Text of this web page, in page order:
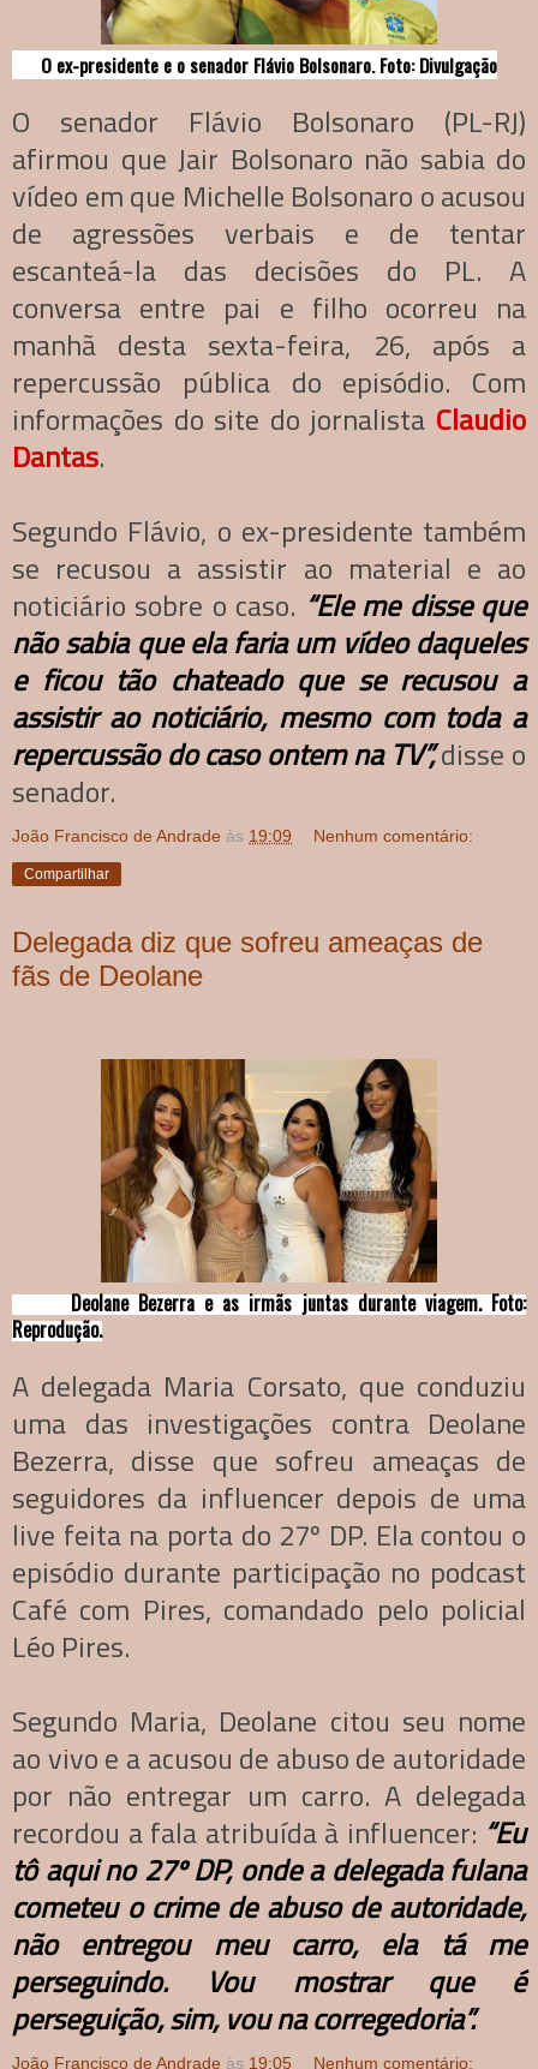
O ex-presidente e o senador Flávio Bolsonaro. Foto: Divulgação
O senador Flávio Bolsonaro (PL-RJ)
afirmou que Jair Bolsonaro não sabia do
vídeo em que Michelle Bolsonaro o acusou
de agressões verbais e de tentar
escanteá-la das decisões do PL. A
conversa entre pai e filho ocorreu na
manhã desta sexta-feira, 26, após a
repercussão pública do episódio. Com
informações do site do jornalista Claudio
Dantas.
Segundo Flávio, o ex-presidente também
se recusou a assistir ao material e ao
noticiário sobre o caso. “Ele me disse que
não sabia que ela faria um vídeo daqueles
e ficou tão chateado que se recusou a
assistir ao noticiário, mesmo com toda a
repercussão do caso ontem na TV”,disse o
senador.
João Francisco de Andrade às 19:09 Nenhum comentário:
Compartilhar
Delegada diz que sofreu ameaças de
fãs de Deolane
Deolane Bezerra e as irmãs juntas durante viagem. Foto:
Reprodução.
A delegada Maria Corsato, que conduziu
uma das investigações contra Deolane
Bezerra, disse que sofreu ameaças de
seguidores da influencer depois de uma
live feita na porta do 27º DP. Ela contou o
episódio durante participação no podcast
Café com Pires, comandado pelo policial
Léo Pires.
Segundo Maria, Deolane citou seu nome
ao vivo e a acusou de abuso de autoridade
por não entregar um carro. A delegada
recordou a fala atribuída à influencer: “Eu
tô aqui no 27º DP, onde a delegada fulana
cometeu o crime de abuso de autoridade,
não entregou meu carro, ela tá me
perseguindo. Vou mostrar que é
perseguição, sim, vou na corregedoria”.
João Francisco de Andrade às 19:05 Nenhum comentário: